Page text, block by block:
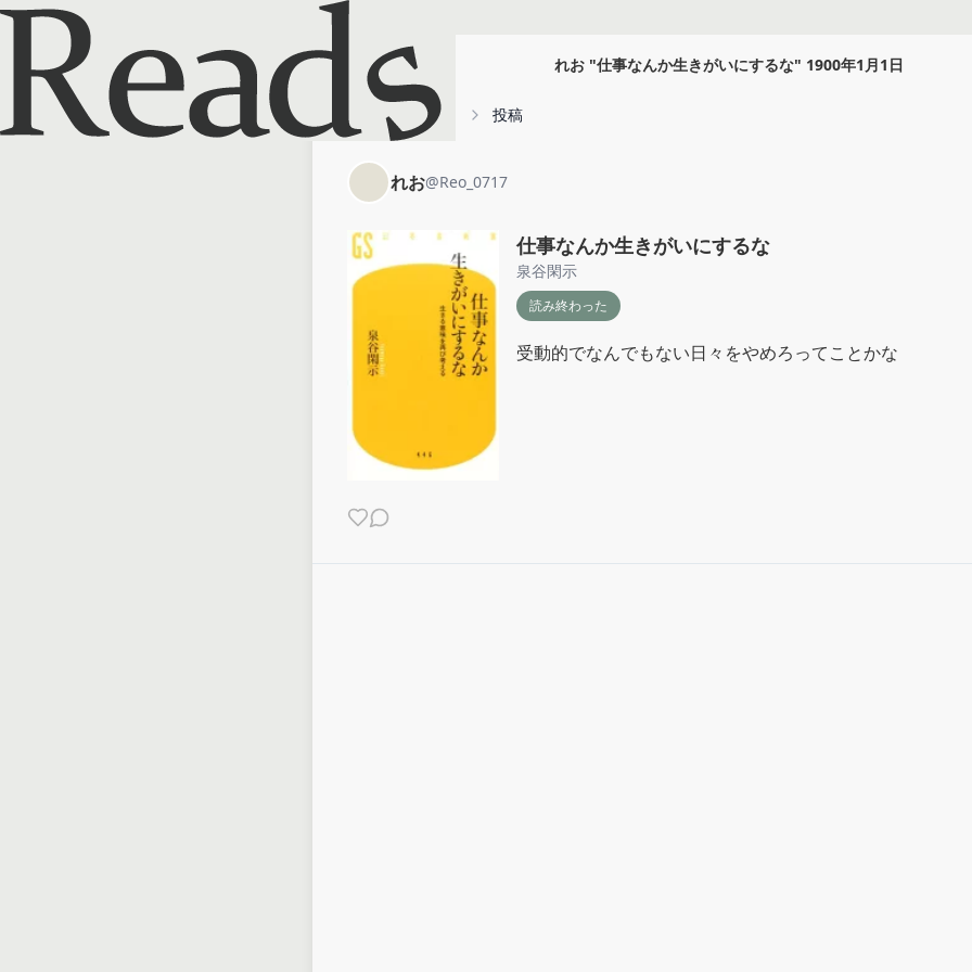
れお "仕事なんか生きがいにするな" 1900年1月1日
れお 投稿
れお@Reo_0717
仕事なんか生きがいにするな
泉谷閑示
読み終わった
受動的でなんでもない日々をやめろってことかな